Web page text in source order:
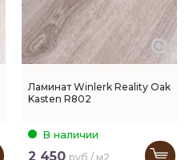
Ламинат Winlerk Reality Oak
Kasten R802
В наличии
2 450 руб / м2